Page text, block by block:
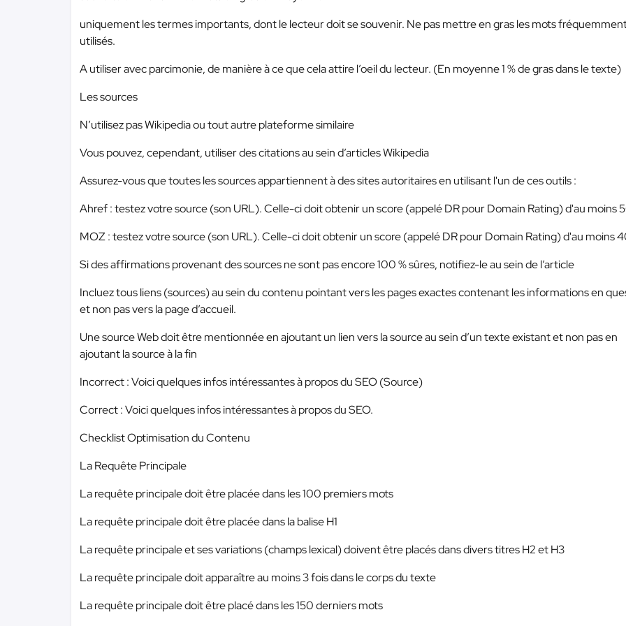
uniquement les termes importants, dont le lecteur doit se souvenir. Ne pas mettre en gras les mots
utilisés.
A utiliser avec parcimonie, de manière à ce que cela attire l’oeil du lecteur. (En moyenne 1 % de gras dans le texte)
Les sources
N’utilisez pas Wikipedia ou tout autre plateforme similaire
Vous pouvez, cependant, utiliser des citations au sein d’articles Wikipedia
Assurez-vous que toutes les sources appartiennent à des sites autoritaires en utilisant l'un de ces outils :
Ahref : testez votre source (son URL). Celle-ci doit obtenir un score (appelé DR pour Domain Rating) d'au moins
MOZ : testez votre source (son URL). Celle-ci doit obtenir un score (appelé DR pour Domain Rating) d'au moins
Si des affirmations provenant des sources ne sont pas encore 100 % sûres, notifiez-le au sein de l’article
Incluez tous liens (sources) au sein du contenu pointant vers les pages exactes contenant les informations en
et non pas vers la page d’accueil.
Une source Web doit être mentionnée en ajoutant un lien vers la source au sein d’un texte existant et non pas en
ajoutant la source à la fin
Incorrect : Voici quelques infos intéressantes à propos du SEO (Source)
Correct : Voici quelques infos intéressantes à propos du SEO.
Checklist Optimisation du Contenu
La Requête Principale
La requête principale doit être placée dans les 100 premiers mots
La requête principale doit être placée dans la balise H1
La requête principale et ses variations (champs lexical) doivent être placés dans divers titres H2 et H3
La requête principale doit apparaître au moins 3 fois dans le corps du texte
La requête principale doit être placé dans les 150 derniers mots